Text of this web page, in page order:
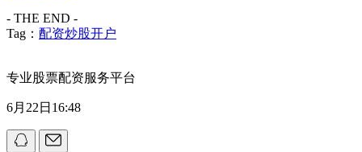
- THE END -
Tag： 配资炒股开户
专业股票配资服务平台
6月22日16:48